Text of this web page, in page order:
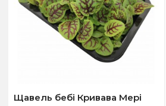
Щавель бебі Кривава Мері